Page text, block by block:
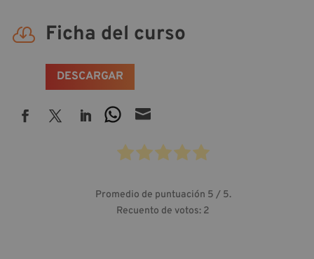
 Ficha del curso
DESCARGAR

Promedio de puntuación 5 / 5.
Recuento de votos: 2